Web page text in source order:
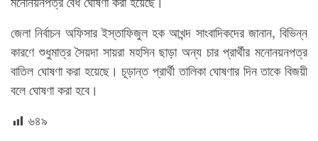
জেলা নির্বাচন অফিসার ইস্তাফিজুল হক আখন্দ সাংবাদিকদের জানান, বিভিন্ন
কারণে শুধুমাত্র সৈয়দা সায়রা মহসিন ছাড়া অন্য চার প্রার্থীর মনোনয়নপত্র
বাতিল ঘোষণা করা হয়েছে। চূড়ান্ত প্রার্থী তালিকা ঘোষণার দিন তাকে বিজয়ী
বলে ঘোষণা করা হবে।
৬৪৯